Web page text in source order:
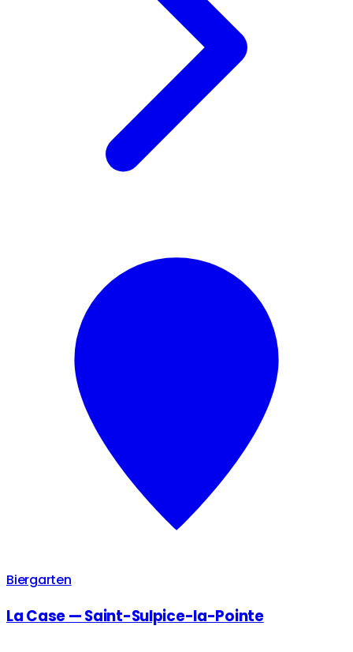
Biergarten
La Case — Saint-Sulpice-la-Pointe